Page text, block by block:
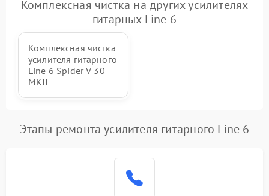
(если есть)
2000 ₽ Подробнее →
платы
Неисправность кнопок
Комплексная чистка на других усилителях
гитарных Line 6
Комплексная чистка
усилителя гитарного
Line 6 Spider V 30
MKII
Этапы ремонта усилителя гитарного Line 6